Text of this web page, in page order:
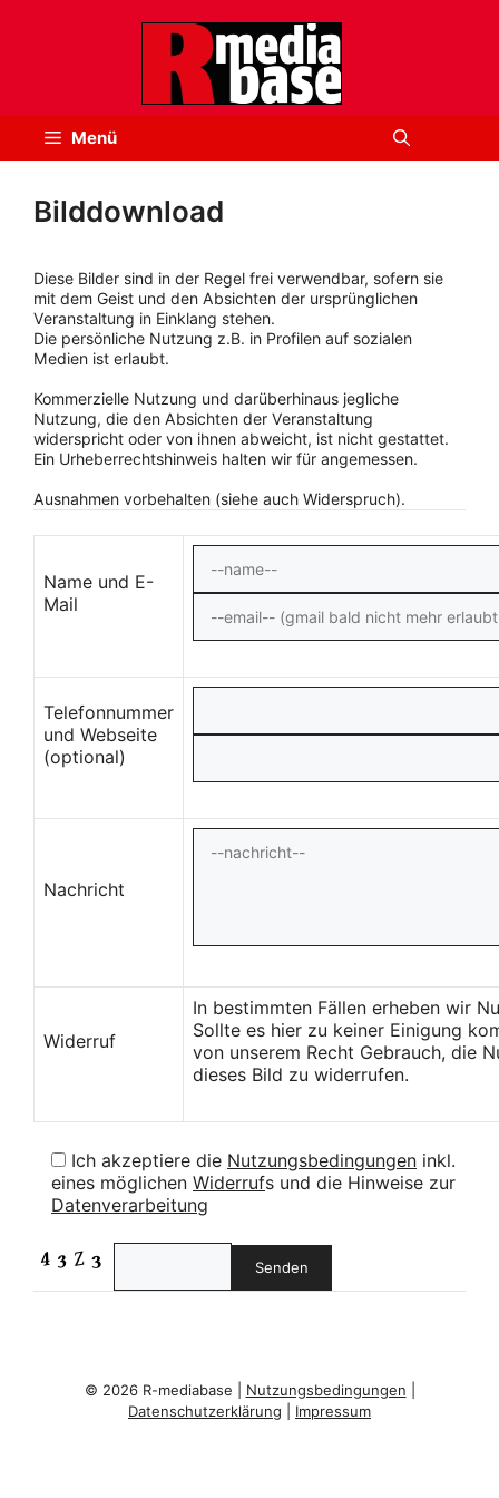
Menü
Bilddownload
Diese Bilder sind in der Regel frei verwendbar, sofern sie
mit dem Geist und den Absichten der ursprünglichen
Veranstaltung in Einklang stehen.
Die persönliche Nutzung z.B. in Profilen auf sozialen
Medien ist erlaubt.
Kommerzielle Nutzung und darüberhinaus jegliche
Nutzung, die den Absichten der Veranstaltung
widerspricht oder von ihnen abweicht, ist nicht gestattet.
Ein Urheberrechtshinweis halten wir für angemessen.
Ausnahmen vorbehalten (siehe auch Widerspruch).
Name und E-
Mail
Telefonnummer
und Webseite
(optional)
Nachricht
Widerruf
In bestimmten Fällen erheben wir
Sollte es hier zu keiner Einigung
von unserem Recht Gebrauch, die
dieses Bild zu widerrufen.
Ich akzeptiere die Nutzungsbedingungen inkl.
eines möglichen Widerrufs und die Hinweise zur
Datenverarbeitung
© 2026 R-mediabase | Nutzungsbedingungen
Datenschutzerklärung
Impressum